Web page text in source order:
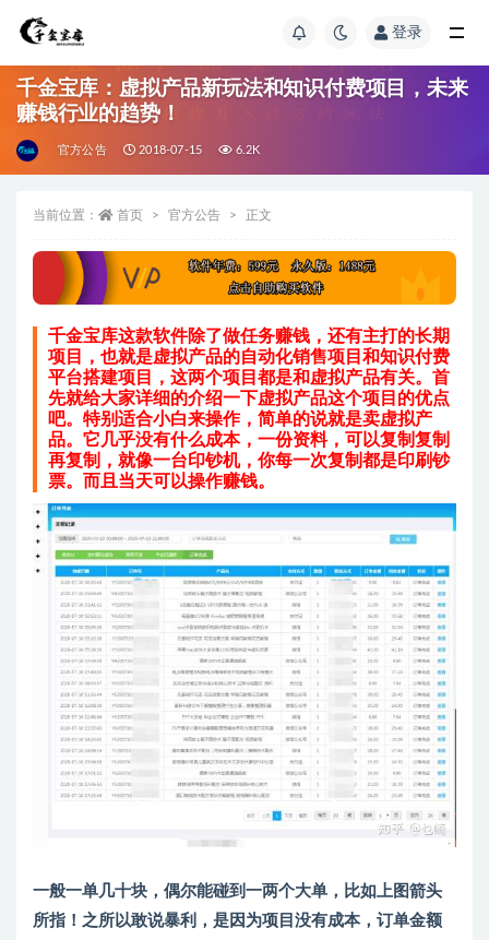
登录
千金宝库：虚拟产品新玩法和知识付费项目，未来
赚钱行业的趋势！
官方公告 2018-07-15 6.2K
当前位置： 首页 官方公告 正文
千金宝库这款软件除了做任务赚钱，还有主打的长期
项目，也就是虚拟产品的自动化销售项目和知识付费
平台搭建项目，这两个项目都是和虚拟产品有关。 首
先就给大家详细的介绍一下虚拟产品这个项目的优点
吧。特别适合小白来操作，简单的说就是卖虚拟产
品。 它几乎没有什么成本，一份资料，可以复制复制
再复制，就像一台印钞机，你每一次复制都是印刷钞
票。而且当天可以操作赚钱。
一般一单几十块，偶尔能碰到一两个大单，比如上图箭头
所指！之所以敢说暴利，是因为项目没有成本，订单金额